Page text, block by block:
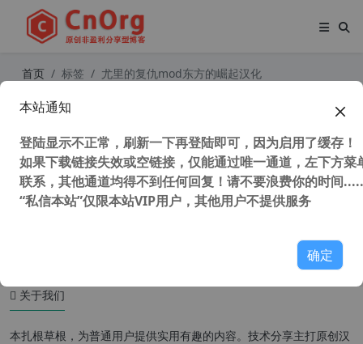
首页 标签 尤里的复仇mod东方的崛起汉化
红色警戒2尤里的复仇 史上最强MOD
国崛起
关于我们
本扎根草根，为普通用户提供实用有趣的内容。技术分享主打原创汉
本站通知
登陆显示不正常，刷新一下再登陆即可，因为启用了缓存！
如果下载链接失效或空链接，仅能通过唯一通道，左下方菜
联系，其他通道均得不到任何回复！请不要浪费你的时间
“私信本站”仅限本站VIP用户，其他用户不提供服务
确定